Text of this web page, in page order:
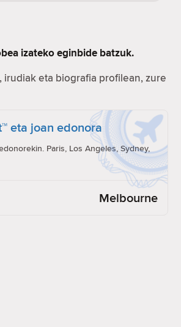
izateko eginbide batzuk.
eta biografia profilean, zure
eta joan edonora
Paris, Los Angeles, Sydney,
Melbourne